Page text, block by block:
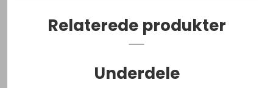
Relaterede produkter
Underdele